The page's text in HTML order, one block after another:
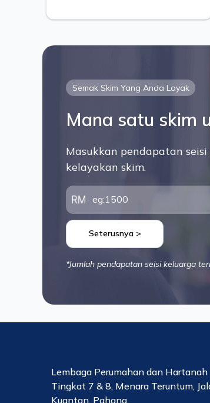
Semak Skim Yang Anda Layak
Mana satu skim
Masukkan pendapatan
kelayakan skim.
Seterusnya >
*Jumlah pendapatan seisi keluarga
Lembaga Perumahan dan Hartanah
Tingkat 7 & 8, Menara Teruntum,
Kuantan, Pahang.